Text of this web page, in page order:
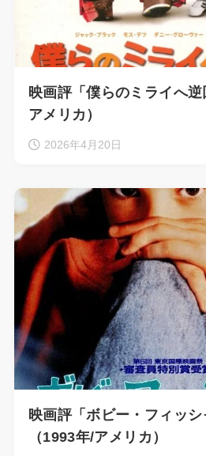
映画評「僕らのミライへ
アメリカ）
2026年4月20日
映画評「ボビー・フィッシ
（1993年/アメリカ）